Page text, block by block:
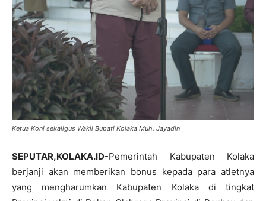
Ketua Koni sekaligus Wakil Bupati Kolaka Muh. Jayadin
SEPUTAR,KOLAKA.ID-Pemerintah Kabupaten Kolaka
berjanji akan memberikan bonus kepada para atletnya
yang mengharumkan Kabupaten Kolaka di tingkat